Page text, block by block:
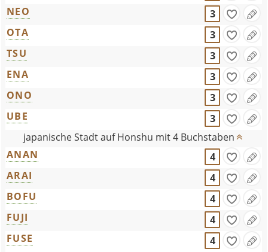
NEO
3
OTA
3
TSU
3
ENA
3
ONO
3
UBE
3
japanische Stadt auf Honshu mit 4 Buchstaben
ANAN
4
ARAI
4
BOFU
4
FUJI
4
FUSE
4